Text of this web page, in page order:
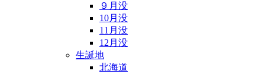
９月没
10月没
11月没
12月没
生誕地
北海道